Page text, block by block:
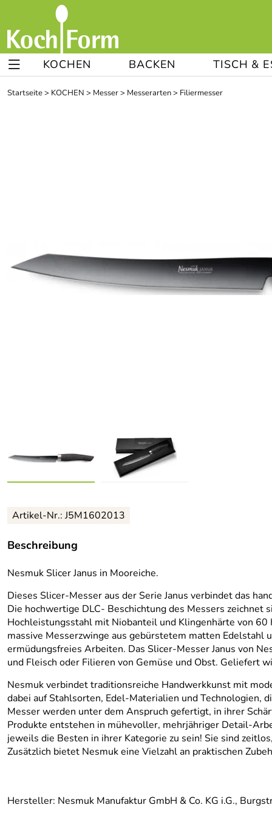
KOCHEN BACKEN TISCH &
Startseite> KOCHEN > Messer> Messerarten> Filiermesser
Artikel-Nr.: J5M1602013
Beschreibung
Nesmuk Slicer Janus in Mooreiche.
Dieses Slicer-Messer aus der Serie Janus verbindet das
Die hochwertige DLC- Beschichtung des Messers
Hochleistungsstahl mit Niobanteil und Klingenhärte von
massive Messerzwinge aus gebürstetem matten Edelstahl
ermüdungsfreies Arbeiten. Das Slicer-Messer Janus von
und Fleisch oder Filieren von Gemüse und Obst. Geliefert
Nesmuk verbindet traditionsreiche Handwerkkunst mit
dabei auf Stahlsorten, Edel-Materialien und Technologien,
Messer werden unter dem Anspruch gefertigt, in ihrer
Produkte entstehen in mühevoller, mehrjähriger Detail-
jeweils die Besten in ihrer Kategorie zu sein! Sie sind
Zusätzlich bietet Nesmuk eine Vielzahl an praktischen
Hersteller: Nesmuk Manufaktur GmbH & Co. KG i.G.,